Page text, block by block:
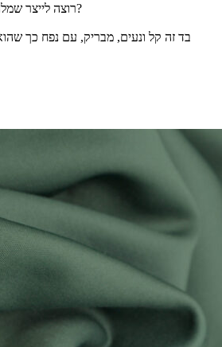
רוצה לייצר שמלה המחטבת את הגוף?
בד זה קל ונעים, מבריק, עם נפח כך שהוא